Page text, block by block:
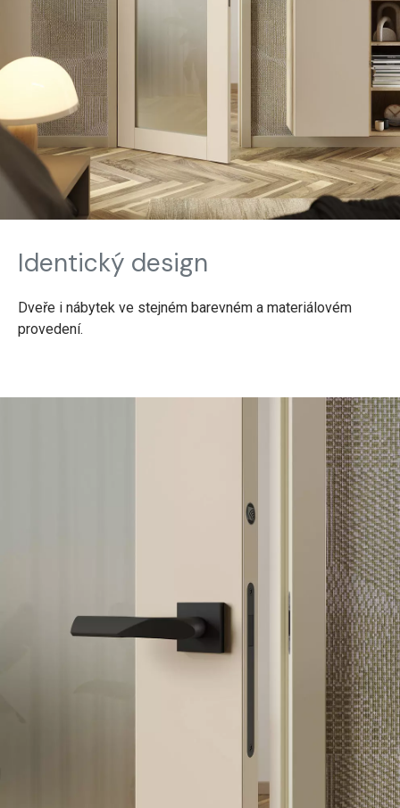
Identický design
Dveře i nábytek ve stejném barevném a materiálovém
provedení.